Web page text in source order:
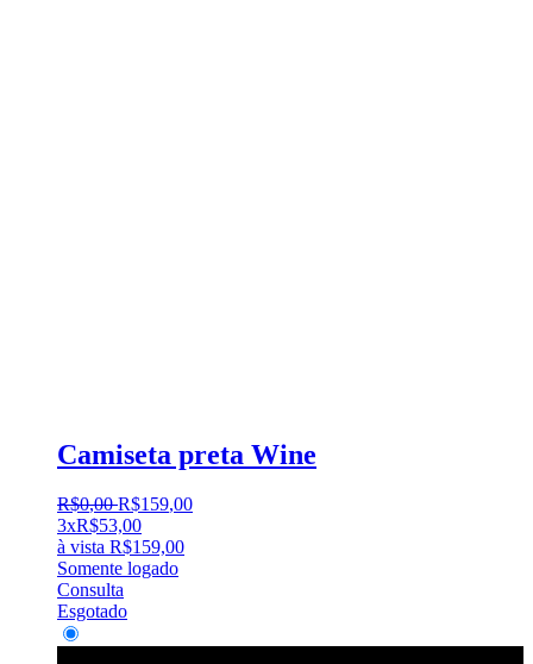
Camiseta preta Wine
R$0,00 R$159,00
3xR$53,00
à vista R$159,00
Somente logado
Consulta
Esgotado